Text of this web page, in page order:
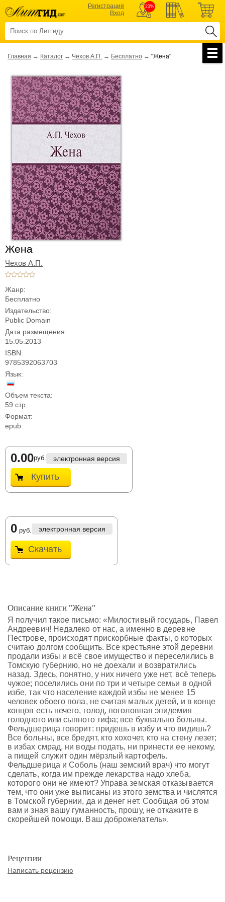
Регистрация
Вход
23%
Главная → Каталог → Чехов А.П. → Бесплатно → "Жена"
Жена
Чехов А.П.
Жанр:
Бесплатно
Издательство:
Public Domain
Дата размещения:
15.05.2013
ISBN:
9785392063703
Язык:
Объем текста:
59 стр.
Формат:
epub
0.00руб. электронная версия
Купить
0 руб. электронная версия
Скачать
Описание книги "Жена"
Я получил такое письмо: «Милостивый государь, Павел
Андреевич! Недалеко от нас, а именно в деревне
Пестрове, происходят прискорбные факты, о которых
считаю долгом сообщить. Все крестьяне этой деревни
продали избы и всё свое имущество и переселились в
Томскую губернию, но не доехали и возвратились
назад. Здесь, понятно, у них ничего уже нет, всё теперь
чужое; поселились они по три и четыре семьи в одной
избе, так что население каждой избы не менее 15
человек обоего пола, не считая малых детей, и в конце
концов есть нечего, голод, поголовная эпидемия
голодного или сыпного тифа; все буквально больны.
Фельдшерица говорит: придешь в избу и что видишь?
Все больны, все бредят, кто хохочет, кто на стену лезет;
в избах смрад, ни воды подать, ни принести ее некому,
а пищей служит один мёрзлый картофель.
Фельдшерица и Соболь (наш земский врач) что могут
сделать, когда им прежде лекарства надо хлеба,
которого они не имеют? Управа земская отказывается
тем, что они уже выписаны из этого земства и числятся
в Томской губернии, да и денег нет. Сообщая об этом
вам и зная вашу гуманность, прошу, не откажите в
скорейшей помощи. Ваш доброжелатель».
Рецензии
Написать рецензию